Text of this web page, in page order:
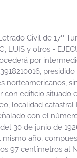
Civil de 17º
LUIS y otros -
por
norteamericanos,
con edificio situado
localidad catastral
con el
30 de junio de
año,
97 centímetros al